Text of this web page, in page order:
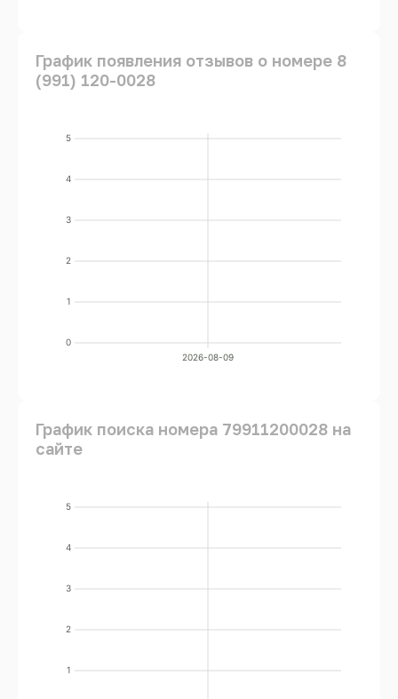
График появления отзывов о номере 8
(991) 120-0028
0
1
2
3
4
5
2026-08-09
График поиска номера 79911200028 на
сайте
1
2
3
4
5